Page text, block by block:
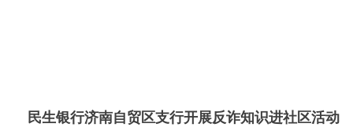
民生银行济南自贸区支行开展反诈知识进社区活动